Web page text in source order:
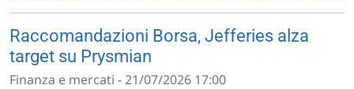
Raccomandazioni Borsa, Jefferies alza
target su Prysmian
Finanza e mercati - 21/07/2026 17:00